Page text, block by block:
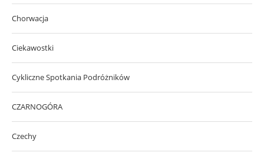
Chorwacja
Ciekawostki
Cykliczne Spotkania Podróżników
CZARNOGÓRA
Czechy